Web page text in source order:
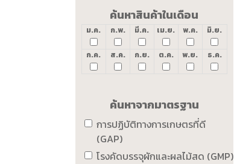
ค้นหาสินค้าในเดือน
ม.ค. ก.พ. มี.ค. เม.ย. พ.ค. มิ.ย.
ก.ค. ส.ค. ก.ย. ต.ค. พ.ย. ธ.ค.
ค้นหาจากมาตรฐาน
การปฏิบัติทางการเกษตรที่ดี
(GAP)
โรงคัดบรรจุผักและผลไม้สด (GMP)